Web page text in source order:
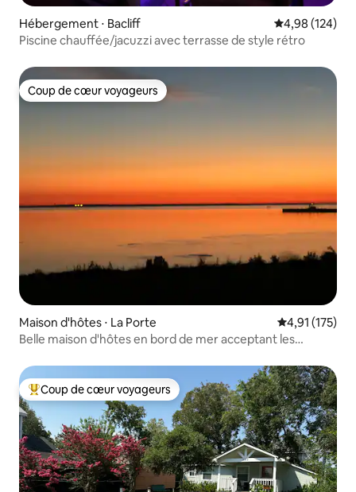
Hébergement ⋅ Bacliff Évaluation
4,98 (124)
Piscine chauffée/jacuzzi avec terrasse de style rétro
Coup de cœur voyageurs
Coup de cœur voyageurs
Maison d'hôtes ⋅ La Porte Évaluation
4,91 (175)
Belle maison d'hôtes en bord de mer acceptant les
Coups de cœur voyageurs les plus appréciés
Coup de cœur voyageurs